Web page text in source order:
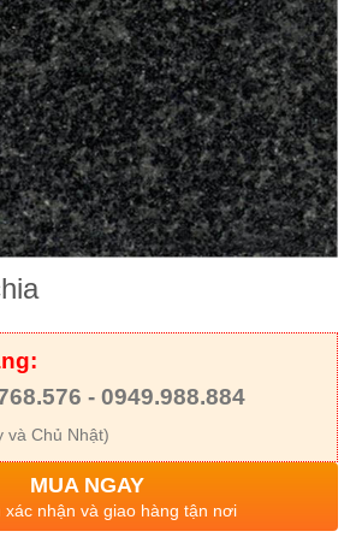
- 0949.988.884
và Chủ Nhật)
MUA NGAY
xác nhận và giao hàng tận nơi